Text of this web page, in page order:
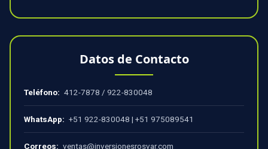
Datos de Contacto
Teléfono: 412-7878 / 922-830048
WhatsApp: +51 922-830048 | +51 975089541
Correos: ventas@inversionesrosvar.com